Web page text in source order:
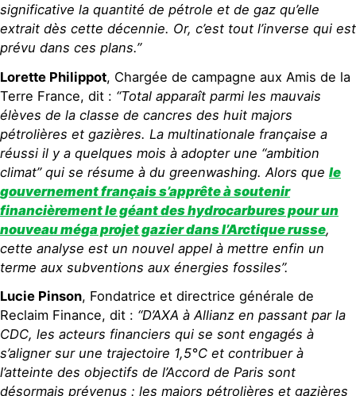
significative la quantité de pétrole et de gaz qu’elle
extrait dès cette décennie. Or, c’est tout l’inverse qui est
prévu dans ces plans.”
Lorette Philippot, Chargée de campagne aux Amis de la
Terre France, dit : “Total apparaît parmi les mauvais
élèves de la classe de cancres des huit majors
pétrolières et gazières. La multinationale française a
réussi il y a quelques mois à adopter une “ambition
climat” qui se résume à du greenwashing. Alors que le
gouvernement français s’apprête à soutenir
financièrement le géant des hydrocarbures pour un
nouveau méga projet gazier dans l’Arctique russe,
cette analyse est un nouvel appel à mettre enfin un
terme aux subventions aux énergies fossiles”.
Lucie Pinson, Fondatrice et directrice générale de
Reclaim Finance, dit : “D’AXA à Allianz en passant par la
CDC, les acteurs financiers qui se sont engagés à
s’aligner sur une trajectoire 1,5°C et contribuer à
l’atteinte des objectifs de l’Accord de Paris sont
désormais prévenus : les majors pétrolières et gazières